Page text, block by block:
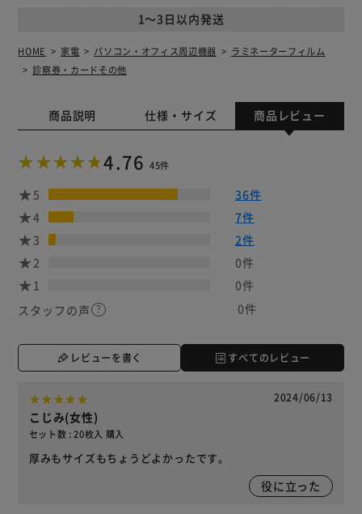
1～3日以内発送
HOME 家電 パソコン・オフィス周辺機器
ラミネーターフィルム
診察券・カードその他
商品説明 仕様・サイズ 商品レビュー
4.76 45件
5
36件
4
7件
3
2件
2
0件
1
0件
スタッフの声
0件
レビューを書く すべてのレビュー
2024/06/13
こじみ(女性)
セット数 : 20枚入 購入
厚みもサイズもちょうどよかったです。
役に立った